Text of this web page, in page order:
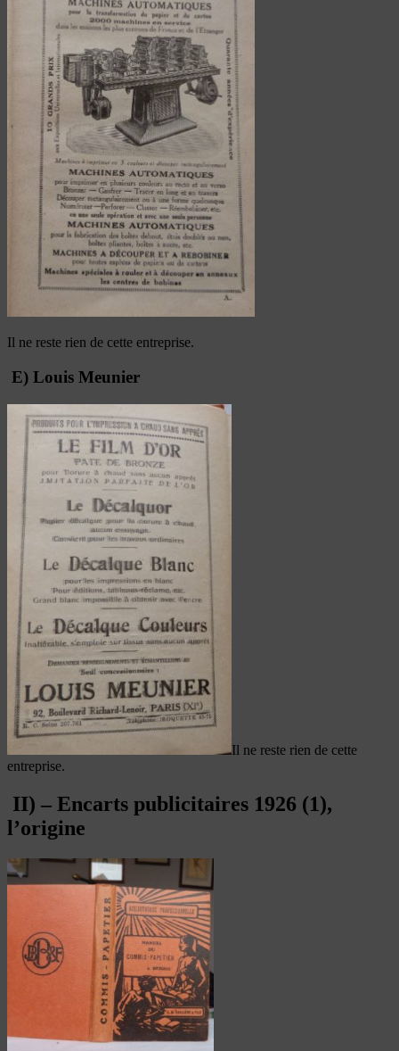
Il ne reste rien de cette entreprise.
E) Louis Meunier
Il ne reste rien de cette
entreprise.
II) – Encarts publicitaires 1926 (1),
l’origine